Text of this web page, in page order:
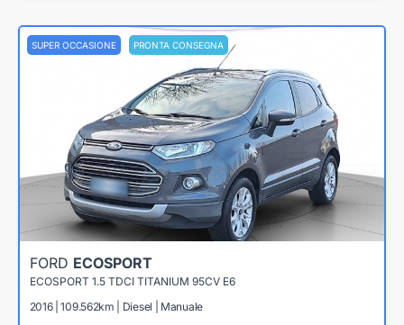
SUPER OCCASIONE PRONTA CONSEGNA
FORD ECOSPORT
ECOSPORT 1.5 TDCI TITANIUM 95CV E6
2016 | 109.562km | Diesel | Manuale